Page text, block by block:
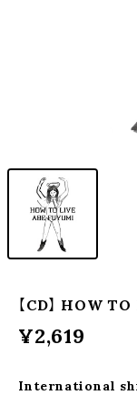
【CD】 HOW
¥2,619
International